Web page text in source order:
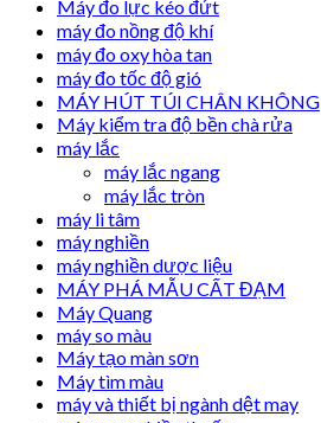
Máy đo lực kéo đứt
máy đo nồng độ khí
máy đo oxy hòa tan
máy đo tốc độ gió
MÁY HÚT TÚI CHÂN KHÔNG
Máy kiểm tra độ bền chà rửa
máy lắc
máy lắc ngang
máy lắc tròn
máy li tâm
máy nghiền
máy nghiền dược liệu
MÁY PHÁ MẪU CẤT ĐẠM
Máy Quang
máy so màu
Máy tạo màn sơn
Máy tìm màu
máy và thiết bị ngành dệt may